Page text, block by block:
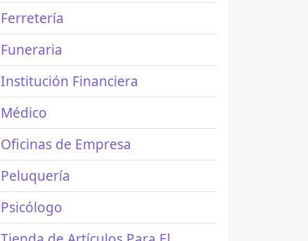
Ferretería
Funeraria
Institución Financiera
Médico
Oficinas de Empresa
Peluquería
Psicólogo